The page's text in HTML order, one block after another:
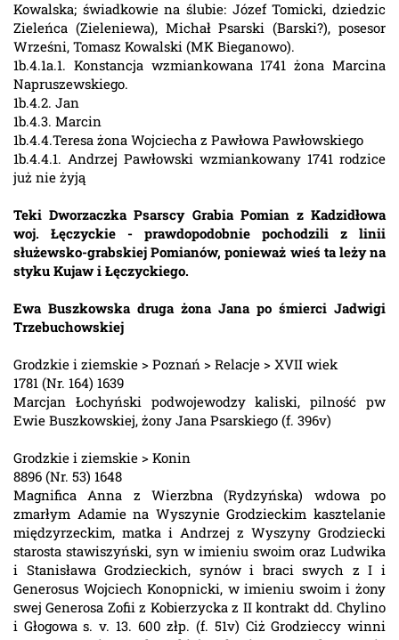
Kowalska; świadkowie na ślubie: Józef Tomicki, dziedzic
Zieleńca (Zieleniewa), Michał Psarski (Barski?), posesor
Wrześni, Tomasz Kowalski (MK Bieganowo).
1b.4.1a.1. Konstancja wzmiankowana 1741 żona Marcina
Napruszewskiego.
1b.4.2. Jan
1b.4.3. Marcin
1b.4.4.Teresa żona Wojciecha z Pawłowa Pawłowskiego
1b.4.4.1. Andrzej Pawłowski wzmiankowany 1741 rodzice
już nie żyją
Teki Dworzaczka Psarscy Grabia Pomian z Kadzidłowa
woj. Łęczyckie - prawdopodobnie pochodzili z linii
służewsko-grabskiej Pomianów, ponieważ wieś ta leży na
styku Kujaw i Łęczyckiego.
Ewa Buszkowska druga żona Jana po śmierci Jadwigi
Trzebuchowskiej
Grodzkie i ziemskie > Poznań > Relacje > XVII wiek
1781 (Nr. 164) 1639
Marcjan Łochyński podwojewodzy kaliski, pilność pw
Ewie Buszkowskiej, żony Jana Psarskiego (f. 396v)
Grodzkie i ziemskie > Konin
8896 (Nr. 53) 1648
Magnifica Anna z Wierzbna (Rydzyńska) wdowa po
zmarłym Adamie na Wyszynie Grodzieckim kasztelanie
międzyrzeckim, matka i Andrzej z Wyszyny Grodziecki
starosta stawiszyński, syn w imieniu swoim oraz Ludwika
i Stanisława Grodzieckich, synów i braci swych z I i
Generosus Wojciech Konopnicki, w imieniu swoim i żony
swej Generosa Zofii z Kobierzycka z II kontrakt dd. Chylino
i Głogowa s. v. 13. 600 złp. (f. 51v) Ciż Grodzieccy winni